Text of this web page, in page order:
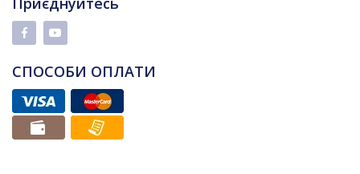
СПОСОБИ ОПЛАТИ